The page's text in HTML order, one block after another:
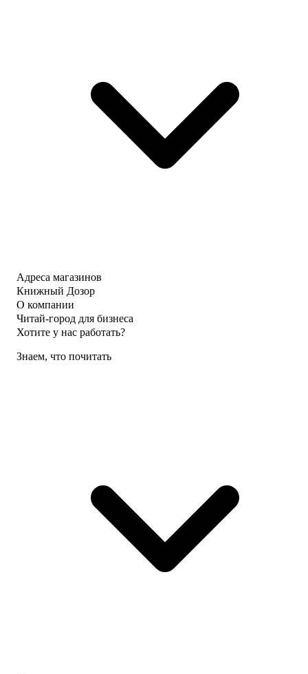
Адреса магазинов
Книжный Дозор
О компании
Читай-город для бизнеса
Хотите у нас работать?
Знаем, что почитать